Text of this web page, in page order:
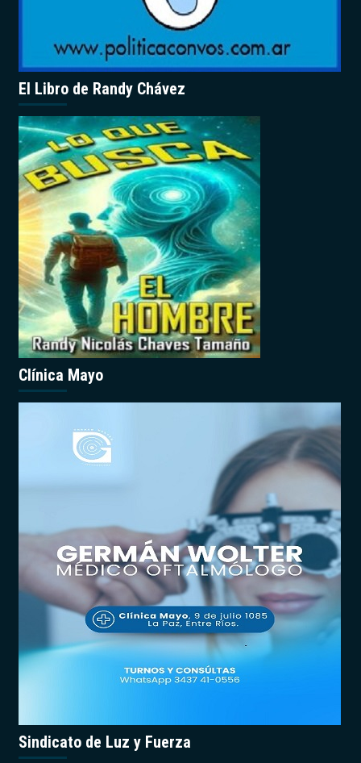
El Libro de Randy Chávez
Clínica Mayo
Sindicato de Luz y Fuerza